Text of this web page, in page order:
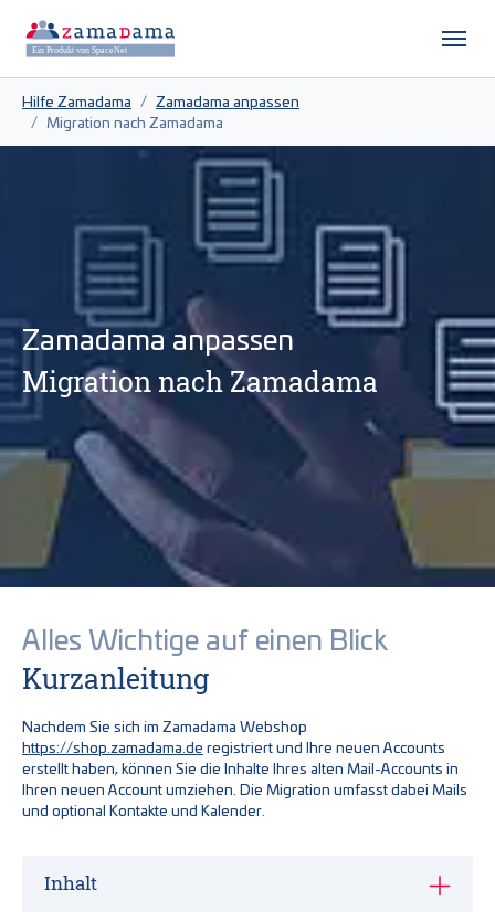
Hilfe Zamadama
Zamadama anpassen
Migration nach Zamadama
Zamadama anpassen
Migration nach Zamadama
Alles Wichtige auf einen Blick
Kurzanleitung
Nachdem Sie sich im Zamadama Webshop
https://shop.zamadama.de registriert und Ihre neuen Accounts
erstellt haben, können Sie die Inhalte Ihres alten Mail-Accounts in
Ihren neuen Account umziehen. Die Migration umfasst dabei Mails
und optional Kontakte und Kalender.
Inhalt